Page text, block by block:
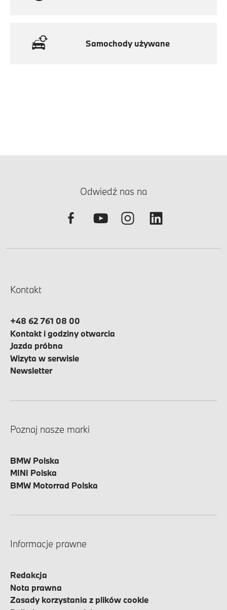
Samochody używane
Odwiedź nas na
Kontakt
+48 62 761 08 00
Kontakt i godziny otwarcia
Jazda próbna
Wizyta w serwisie
Newsletter
Poznaj nasze marki
BMW Polska
MINI Polska
BMW Motorrad Polska
Informacje prawne
Redakcja
Nota prawna
Zasady korzystania z plików cookie